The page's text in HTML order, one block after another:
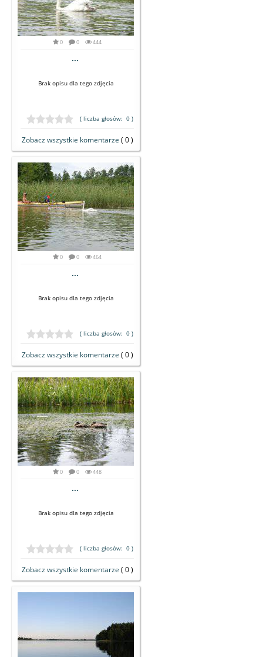
0 0 444
...
Brak opisu dla tego zdjęcia
( liczba głosów: 0 )
Zobacz wszystkie komentarze ( 0 )
0 0 464
...
Brak opisu dla tego zdjęcia
( liczba głosów: 0 )
Zobacz wszystkie komentarze ( 0 )
0 0 448
...
Brak opisu dla tego zdjęcia
( liczba głosów: 0 )
Zobacz wszystkie komentarze ( 0 )